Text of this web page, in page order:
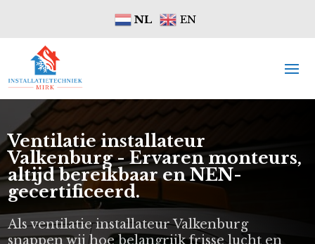
NL EN
Ventilatie installateur
Valkenburg - Ervaren monteurs,
altijd bereikbaar en NEN-
gecertificeerd.
Als ventilatie installateur Valkenburg
snappen wij hoe belangrijk frisse lucht en